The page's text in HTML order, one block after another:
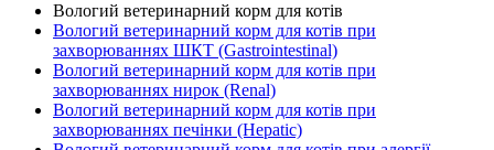
Вологий ветеринарний корм для котів
Вологий ветеринарний корм для котів при
захворюваннях ШКТ (Gastrointestinal)
Вологий ветеринарний корм для котів при
захворюваннях нирок (Renal)
Вологий ветеринарний корм для котів при
захворюваннях печінки (Hepatic)